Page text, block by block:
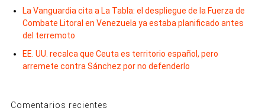
La Vanguardia cita a La Tabla: el despliegue de la Fuerza de
Combate Litoral en Venezuela ya estaba planificado antes
del terremoto
EE. UU. recalca que Ceuta es territorio español, pero
arremete contra Sánchez por no defenderlo
Comentarios recientes